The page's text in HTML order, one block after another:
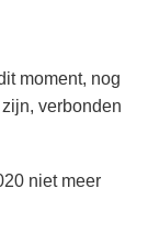
moment, nog
verbonden
niet meer